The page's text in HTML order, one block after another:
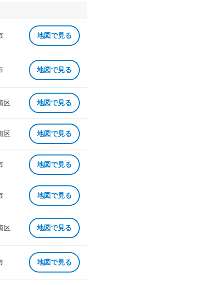
地図で見る
地図で見る
区 地図で見る
区 地図で見る
地図で見る
地図で見る
区 地図で見る
地図で見る